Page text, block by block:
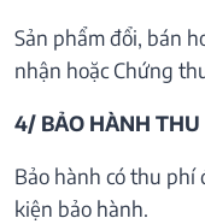
Sản phẩm đổi, bán
nhận hoặc Chứng
4/ BẢO HÀNH THU
Bảo hành có thu phí
kiện bảo hành.